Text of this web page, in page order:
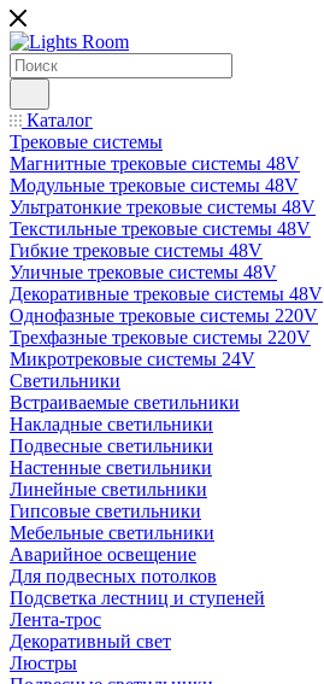
Каталог
Трековые системы
Магнитные трековые системы 48V
Модульные трековые системы 48V
Ультратонкие трековые системы 48V
Текстильные трековые системы 48V
Гибкие трековые системы 48V
Уличные трековые системы 48V
Декоративные трековые системы 48V
Однофазные трековые системы 220V
Трехфазные трековые системы 220V
Микротрековые системы 24V
Светильники
Встраиваемые светильники
Накладные светильники
Подвесные светильники
Настенные светильники
Линейные светильники
Гипсовые светильники
Мебельные светильники
Аварийное освещение
Для подвесных потолков
Подсветка лестниц и ступеней
Лента-трос
Декоративный свет
Люстры